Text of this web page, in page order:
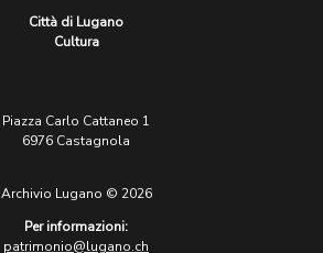
Città di Lugano
Cultura
Piazza Carlo Cattaneo 1
6976 Castagnola
Archivio Lugano © 2026
Per informazioni:
patrimonio@lugano.ch